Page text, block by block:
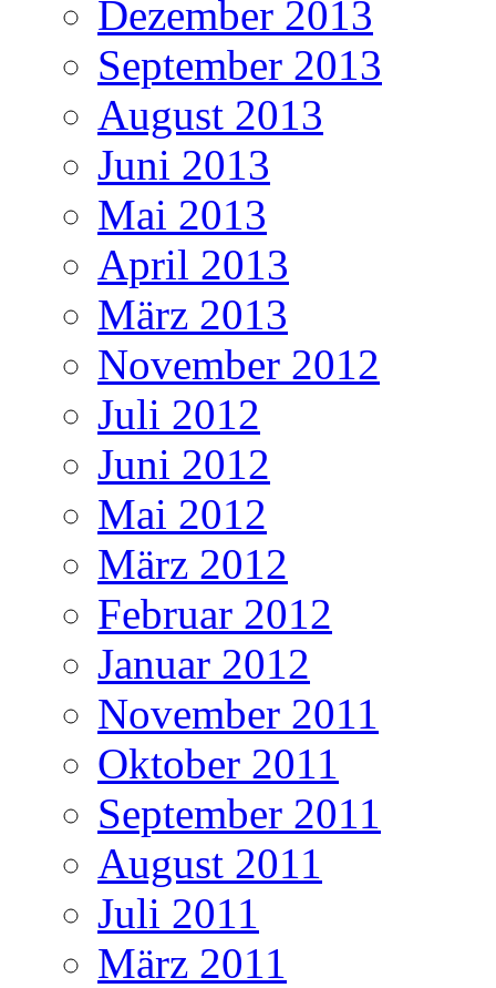
Dezember 2013
September 2013
August 2013
Juni 2013
Mai 2013
April 2013
März 2013
November 2012
Juli 2012
Juni 2012
Mai 2012
März 2012
Februar 2012
Januar 2012
November 2011
Oktober 2011
September 2011
August 2011
Juli 2011
März 2011